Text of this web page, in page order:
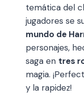
temática del
jugadores se
mundo de
personajes,
saga en tres
magia.
y la rapidez!